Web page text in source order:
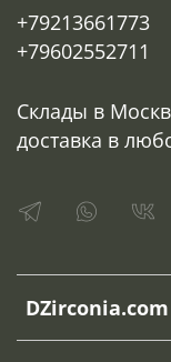
DZirconia.com
+79213661773
+79602552711
Склады в
доставка в